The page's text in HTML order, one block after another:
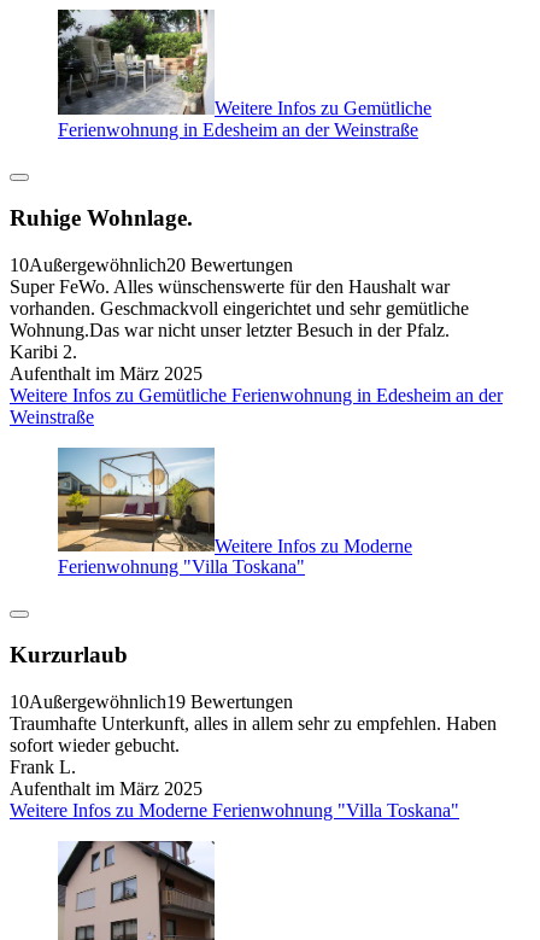
Weitere Infos zu Gemütliche
Ferienwohnung in Edesheim an der Weinstraße
Ruhige Wohnlage.
10Außergewöhnlich20 Bewertungen
Super FeWo. Alles wünschenswerte für den Haushalt war
vorhanden. Geschmackvoll eingerichtet und sehr gemütliche
Wohnung.Das war nicht unser letzter Besuch in der Pfalz.
Karibi 2.
Aufenthalt im März 2025
Weitere Infos zu Gemütliche Ferienwohnung in Edesheim an der
Weinstraße
Weitere Infos zu Moderne
Ferienwohnung "Villa Toskana"
Kurzurlaub
10Außergewöhnlich19 Bewertungen
Traumhafte Unterkunft, alles in allem sehr zu empfehlen. Haben
sofort wieder gebucht.
Frank L.
Aufenthalt im März 2025
Weitere Infos zu Moderne Ferienwohnung "Villa Toskana"